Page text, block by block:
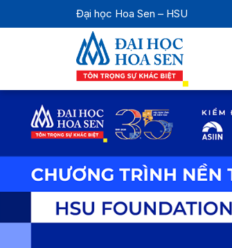
Đại học Hoa Sen – HSU